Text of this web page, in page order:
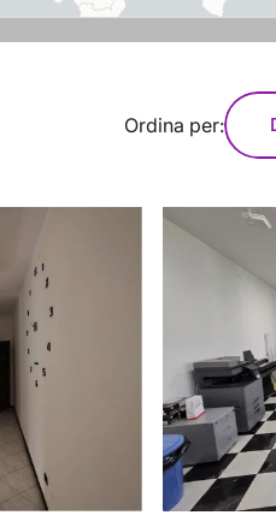
Ordina per: